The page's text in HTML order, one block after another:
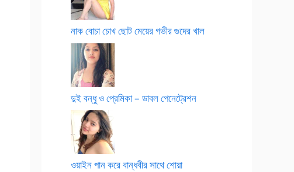
নাক বোচা চোখ ছোট মেয়ের গভীর গুদের খাল
দুই বন্ধু ও প্রেমিকা – ডাবল পেনেট্রেশন
ওয়াইন পান করে বান্ধবীর সাথে শোয়া